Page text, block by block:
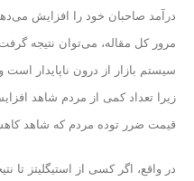
درآمد صاحبان خود را افزایش
مرور کل مقاله، می‌توان نتیجه
سیستم بازار از درون ناپایدار
زیرا تعداد کمی از مردم شاهد
قیمت ضرر توده مردم که شاهد
در واقع، اگر کسی از استیگلیتز تا